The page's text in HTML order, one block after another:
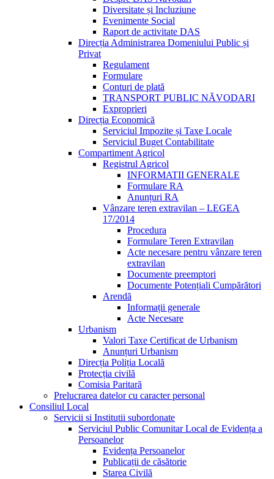
Diversitate și Incluziune
Evenimente Social
Raport de activitate DAS
Direcția Administrarea Domeniului Public și
Privat
Regulament
Formulare
Conturi de plată
TRANSPORT PUBLIC NĂVODARI
Exproprieri
Direcția Economică
Serviciul Impozite și Taxe Locale
Serviciul Buget Contabilitate
Compartiment Agricol
Registrul Agricol
INFORMATII GENERALE
Formulare RA
Anunțuri RA
Vânzare teren extravilan – LEGEA
17/2014
Procedura
Formulare Teren Extravilan
Acte necesare pentru vânzare teren
extravilan
Documente preemptori
Documente Potențiali Cumpărători
Arendă
Informații generale
Acte Necesare
Urbanism
Valori Taxe Certificat de Urbanism
Anunțuri Urbanism
Direcția Poliția Locală
Protecția civilă
Comisia Paritară
Prelucrarea datelor cu caracter personal
Consiliul Local
Servicii si Institutii subordonate
Serviciul Public Comunitar Local de Evidența a
Persoanelor
Evidența Persoanelor
Publicații de căsătorie
Starea Civilă